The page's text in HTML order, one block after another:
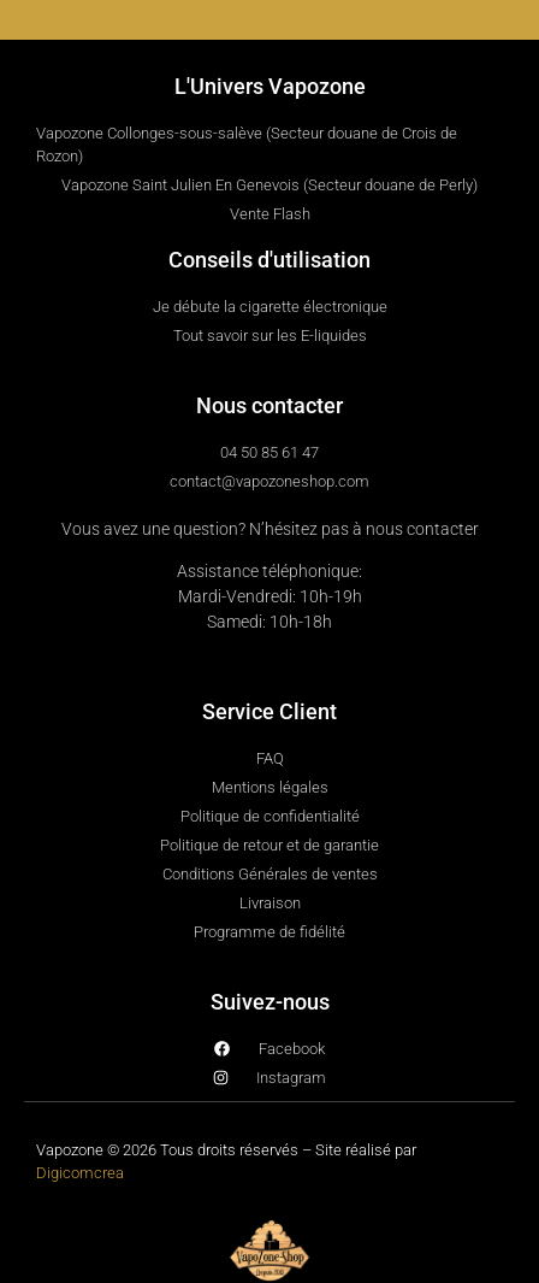
L'Univers Vapozone
Vapozone Collonges-sous-salève (Secteur douane de Crois de
Rozon)
Vapozone Saint Julien En Genevois (Secteur douane de Perly)
Vente Flash
Conseils d'utilisation
Je débute la cigarette électronique
Tout savoir sur les E-liquides
Nous contacter
04 50 85 61 47
contact@vapozoneshop.com
Vous avez une question? N’hésitez pas à nous contacter
Assistance téléphonique:
Mardi-Vendredi: 10h-19h
Samedi: 10h-18h
Service Client
FAQ
Mentions légales
Politique de confidentialité
Politique de retour et de garantie
Conditions Générales de ventes
Livraison
Programme de fidélité
Suivez-nous
Facebook
Instagram
Vapozone © 2026 Tous droits réservés – Site réalisé par
Digicomcrea